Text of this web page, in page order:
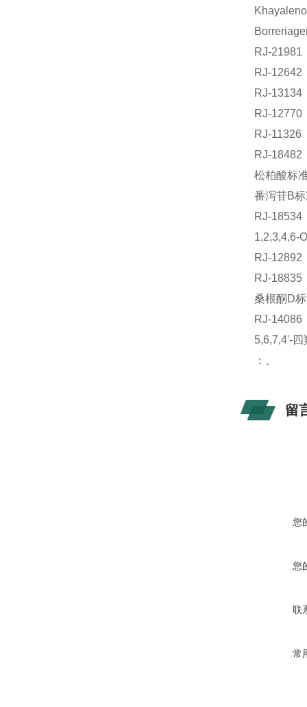
RJ-
RJ-
RJ-
RJ-
RJ-
RJ-
松柏酸标
番泻苷B
RJ-
1,2,3,4,6-
RJ-
RJ-
桑根酮D
RJ-
5,6,7,4'-
：、
留
您
您
联
常